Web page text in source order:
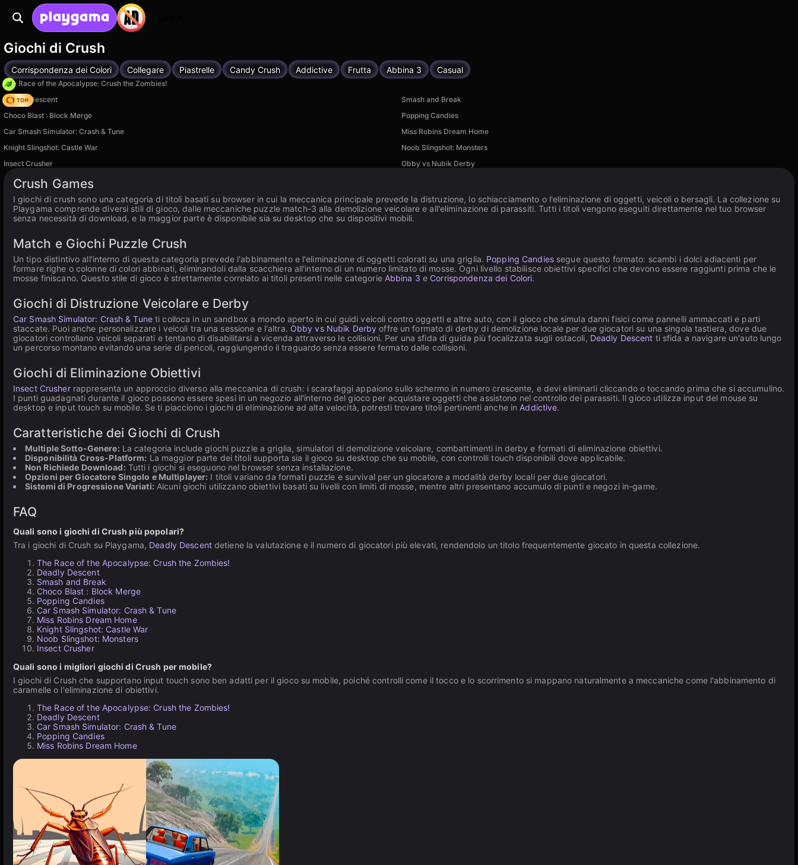
Giochi di Crush
Corrispondenza dei Colori Collegare Piastrelle Candy Crush Addictive Frutta Abbina 3 Casual
The Race of the Apocalypse: Crush the Zombies!
Deadly Descent
Smash and Break
Choco Blast : Block Merge
Popping Candies
Car Smash Simulator: Crash & Tune
Miss Robins Dream Home
Knight Slingshot: Castle War
Noob Slingshot: Monsters
Insect Crusher
Obby vs Nubik Derby
Crush Games
I giochi di crush sono una categoria di titoli basati su browser in cui la meccanica principale prevede la distruzione, lo schiacciamento o l'eliminazione di oggetti, veicoli o bersagli. La collezione su
Playgama comprende diversi stili di gioco, dalle meccaniche puzzle match-3 alla demolizione veicolare e all'eliminazione di parassiti. Tutti i titoli vengono eseguiti direttamente nel tuo browser
senza necessità di download, e la maggior parte è disponibile sia su desktop che su dispositivi mobili.
Match e Giochi Puzzle Crush
Un tipo distintivo all'interno di questa categoria prevede l'abbinamento e l'eliminazione di oggetti colorati su una griglia. Popping Candiessegue questo formato: scambi i dolci adiacenti per
formare righe o colonne di colori abbinati, eliminandoli dalla scacchiera all'interno di un numero limitato di mosse. Ogni livello stabilisce obiettivi specifici che devono essere raggiunti prima che le
mosse finiscano. Questo stile di gioco è strettamente correlato ai titoli presenti nelle categorie Abbina 3 e Corrispondenza dei Colori.
Giochi di Distruzione Veicolare e Derby
Car Smash Simulator: Crash & Tuneti colloca in un sandbox a mondo aperto in cui guidi veicoli contro oggetti e altre auto, con il gioco che simula danni fisici come pannelli ammaccati e parti
staccate. Puoi anche personalizzare i veicoli tra una sessione e l'altra. Obby vs Nubik Derby offre un formato di derby di demolizione locale per due giocatori su una singola tastiera, dove due
giocatori controllano veicoli separati e tentano di disabilitarsi a vicenda attraverso le collisioni. Per una sfida di guida più focalizzata sugli ostacoli, Deadly Descent ti sfida a navigare un'auto lungo
un percorso montano evitando una serie di pericoli, raggiungendo il traguardo senza essere fermato dalle collisioni.
Giochi di Eliminazione Obiettivi
Insect Crusherrappresenta un approccio diverso alla meccanica di crush: i scarafaggi appaiono sullo schermo in numero crescente, e devi eliminarli cliccando o toccando prima che si accumulino.
I punti guadagnati durante il gioco possono essere spesi in un negozio all'interno del gioco per acquistare oggetti che assistono nel controllo dei parassiti. Il gioco utilizza input del mouse su
desktop e input touch su mobile. Se ti piacciono i giochi di eliminazione ad alta velocità, potresti trovare titoli pertinenti anche inAddictive.
Caratteristiche dei Giochi di Crush
Multiple Sotto-Genere: La categoria include giochi puzzle a griglia, simulatori di demolizione veicolare, combattimenti in derby e formati di eliminazione obiettivi.
Disponibilità Cross-Platform: La maggior parte dei titoli supporta sia il gioco su desktop che su mobile, con controlli touch disponibili dove applicabile.
Non Richiede Download: Tutti i giochi si eseguono nel browser senza installazione.
Opzioni per Giocatore Singolo e Multiplayer: I titoli variano da formati puzzle e survival per un giocatore a modalità derby locali per due giocatori.
Sistemi di Progressione Variati: Alcuni giochi utilizzano obiettivi basati su livelli con limiti di mosse, mentre altri presentano accumulo di punti e negozi in-game.
FAQ
Quali sono i giochi di Crush più popolari?
Tra i giochi di Crush su Playgama, Deadly Descentdetiene la valutazione e il numero di giocatori più elevati, rendendolo un titolo frequentemente giocato in questa collezione.
The Race of the Apocalypse: Crush the Zombies!
Deadly Descent
Smash and Break
Choco Blast : Block Merge
Popping Candies
Car Smash Simulator: Crash & Tune
Miss Robins Dream Home
Knight Slingshot: Castle War
Noob Slingshot: Monsters
Insect Crusher
Quali sono i migliori giochi di Crush per mobile?
I giochi di Crush che supportano input touch sono ben adatti per il gioco su mobile, poiché controlli come il tocco e lo scorrimento si mappano naturalmente a meccaniche come l'abbinamento di
caramelle o l'eliminazione di obiettivi.
The Race of the Apocalypse: Crush the Zombies!
Deadly Descent
Car Smash Simulator: Crash & Tune
Popping Candies
Miss Robins Dream Home